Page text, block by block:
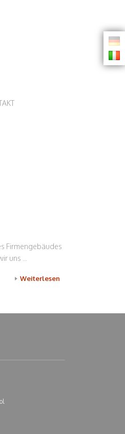
Firmengebäudes
uns ...
Weiterlesen